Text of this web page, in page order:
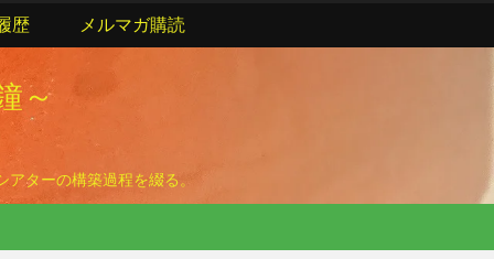
～
ターの構築過程を綴る。
歴 メルマガ購読